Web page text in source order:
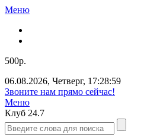
Меню
500р.
06.08.2026, Четверг, 17:29:00
Звоните нам прямо сейчас!
Меню
Клуб 24.7